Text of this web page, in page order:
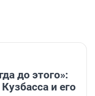
до этого»:
и его